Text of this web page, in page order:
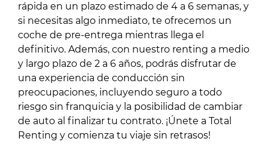
rápida en un plazo estimado de 4 a 6 semanas, y
si necesitas algo inmediato, te ofrecemos un
coche de pre-entrega mientras llega el
definitivo. Además, con nuestro renting a medio
y largo plazo de 2 a 6 años, podrás disfrutar de
una experiencia de conducción sin
preocupaciones, incluyendo seguro a todo
riesgo sin franquicia y la posibilidad de cambiar
de auto al finalizar tu contrato. ¡Únete a Total
Renting y comienza tu viaje sin retrasos!